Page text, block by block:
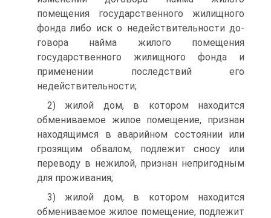
помещения госу­дарственного жилищного
фонда либо иск о недействительности до­
говора найма жилого помещения
государственного жилищного фонда и
применении последствий его
недействительности;
2) жилой дом, в котором находится
обмениваемое жилое поме­щение, признан
находящимся в аварийном состоянии или
грозящим обвалом, подлежит сносу или
переводу в нежилой, признан непри­годным
для проживания;
3) жилой дом, в котором находится
обмениваемое жилое поме­щение, подлежит